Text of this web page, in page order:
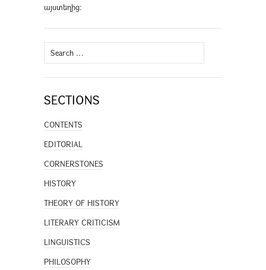
այստեղից։
Search
for:
SECTIONS
CONTENTS
EDITORIAL
CORNERSTONES
HISTORY
THEORY OF HISTORY
LITERARY CRITICISM
LINGUISTICS
PHILOSOPHY